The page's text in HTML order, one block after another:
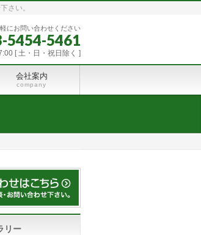
さい。
にお問い合わせください
5454-5461
[ 土・日・祝日除く ]
会社案内
company
リー